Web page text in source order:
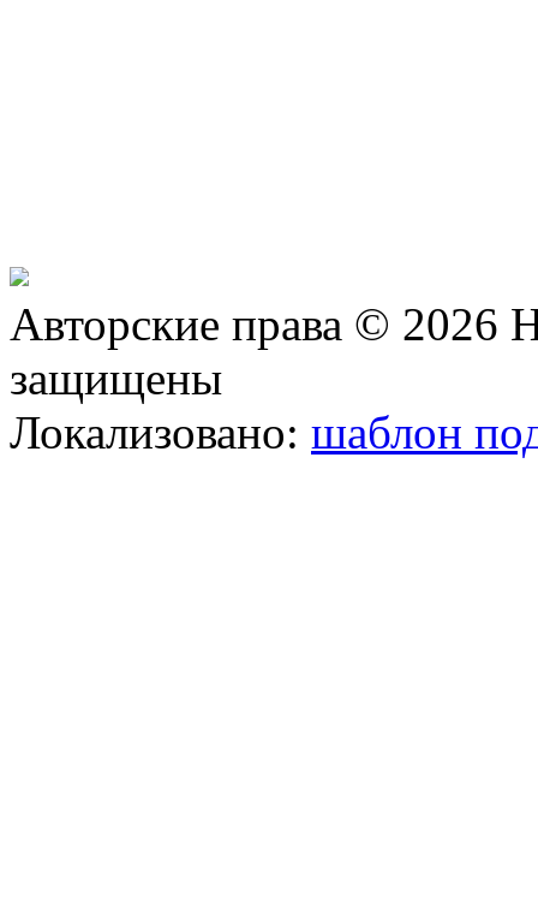
Авторские права © 2026
защищены
Локализовано: шаблон